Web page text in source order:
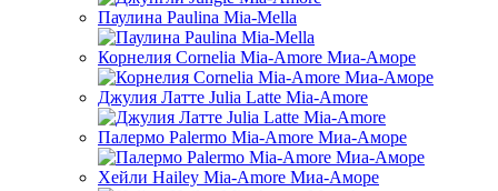
Паулина Paulina Mia-Mella
Корнелия Cornelia Mia-Amore Миа-Аморе
Джулия Латте Julia Latte Mia-Amore
Палермо Palermo Mia-Amore Миа-Аморе
Хейли Hailey Mia-Amore Миа-Аморе